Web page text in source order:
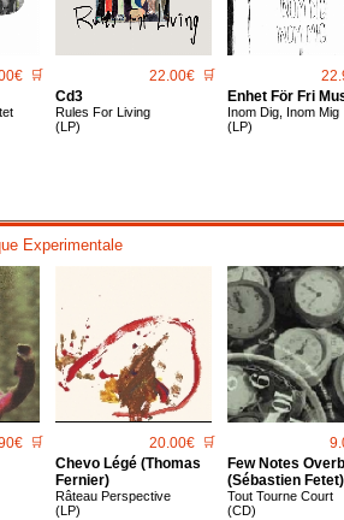
🛒 22.00€ 🛒
Cd3
Rules For Living
(LP)
Enhet För Fri
Inom Dig, Inom Mig
(LP)
Experimentale
🛒 20.00€ 🛒
Chevo Légé (Thomas
Fernier)
Râteau Perspective
(LP)
Few Notes
(Sébastien Fetet)
Tout Tourne Court
(CD)